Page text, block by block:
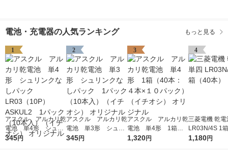
電池・充電器の人気ランキング もっと見る
1
アスクル アルカリ乾
電池 単4形 シュリ
ンクなしパック LR0
345円
2
アスクル アルカリ乾
電池 単3形 シュリ
ンクなしパック 1パ
345円
3
アスクル アルカリ乾
電池 単4形 1箱（4
0本：４本×１０パッ
1,320円
4
三菱電機 乾電
LR03N/4S 1
本）
1,180円